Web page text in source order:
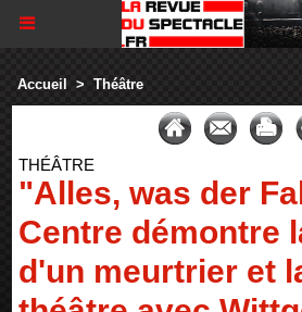
Accueil > Théâtre
THÉÂTRE
"Alles, was der
Centre démontre
d'un meurtrier et